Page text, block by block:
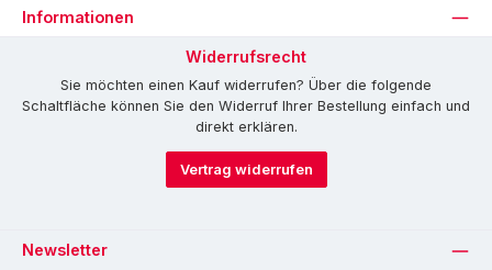
Informationen
Widerrufsrecht
Sie möchten einen Kauf widerrufen? Über die folgende
Schaltfläche können Sie den Widerruf Ihrer Bestellung einfach und
direkt erklären.
Vertrag widerrufen
Newsletter